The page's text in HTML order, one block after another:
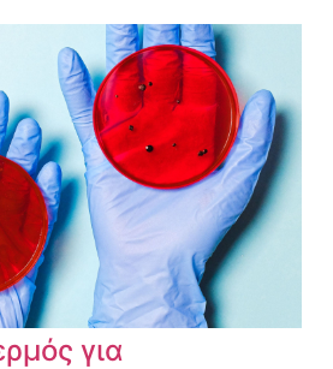
για